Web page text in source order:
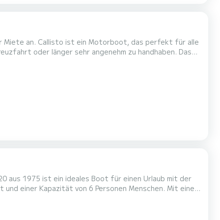
Miete an. Callisto ist ein Motorboot, das perfekt für alle
oder länger sehr angenehm zu handhaben. Das
Mit einer Gesamtlänge von 10 Metern ist es
aus 1975 ist ein ideales Boot für einen Urlaub mit der
Urlaub auf dem Wasser in der Umgebung